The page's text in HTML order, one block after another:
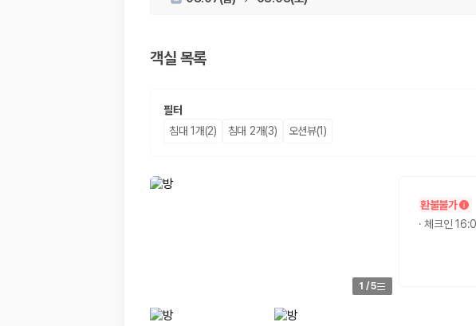
완전자차와 슈퍼자차는 업체별 보장 범위가 다를 수 있습니다. 카모아에서는 제주 렌트카 가격과
제주 렌트카는 차량 인수 위치와 셔틀 편의성에 따라 실제 이용 만족도가 달라집니다. 공항에서 렌
혼자 또는 2인 여행에 적합하며 제주 렌트카 최저가를 찾는 사용자가 가장 먼저 비교하는 차
가족 여행, 짐이 많은 여행, 장거리 이동에 적합하며 보험 조건과 차량 연식을 함께 비교하는
단체 여행이나 4인 이상 가족 여행에 적합하며 인원수, 짐 공간, 보험 조건을 함께 확인해야 합
객실 목록
필터
침대 1개(2)
침대 2개(3) 오션뷰(1)
1 /5
환불불가
·체크인